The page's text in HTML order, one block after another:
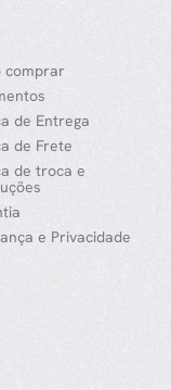
comprar
de Entrega
de Frete
de troca e
e Privacidade